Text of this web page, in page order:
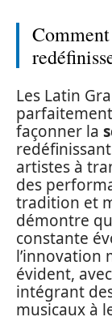
Les Latin
façonner la
artistes à
des
tradition et
démontre
constante
l’innovation
évident,
intégrant
musicaux à